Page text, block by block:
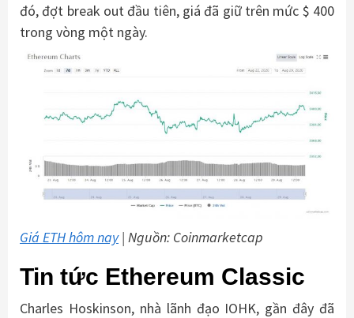
đó, đợt break out đầu tiên, giá đã giữ trên mức $ 400
trong vòng một ngày.
Giá ETH hôm nay| Nguồn: Coinmarketcap
Tin tức Ethereum Classic
Charles Hoskinson, nhà lãnh đạo IOHK, gần đây đã